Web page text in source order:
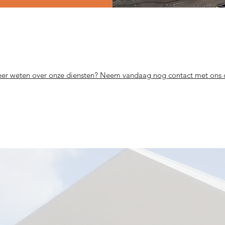
weten over onze diensten? Neem vandaag nog contact met ons